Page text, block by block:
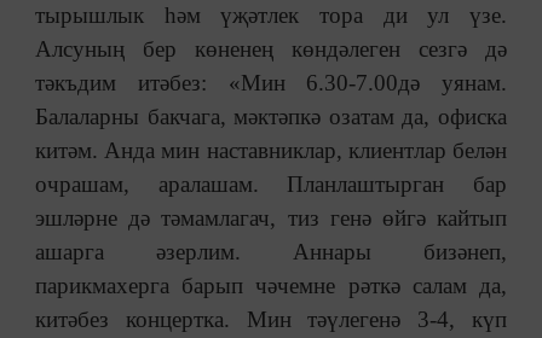
тырышлык һәм үҗәтлек тора ди ул үзе.
Алсуның бер көненең көндәлеген сезгә дә
тәкъдим итәбез: «Мин 6.30-7.00дә уянам.
Балаларны бакчага, мәктәпкә озатам да, офиска
китәм. Анда мин наставниклар, клиентлар белән
очрашам, аралашам. Планлаштырган бар
эшләрне дә тәмамлагач, тиз генә өйгә кайтып
ашарга әзерлим. Аннары бизәнеп,
парикмахерга барып чәчемне рәткә салам да,
китәбез концертка. Мин тәүлегенә 3-4, күп